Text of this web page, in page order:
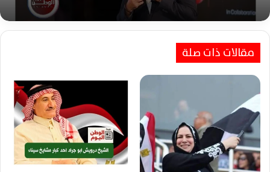
مقالات ذات صلة